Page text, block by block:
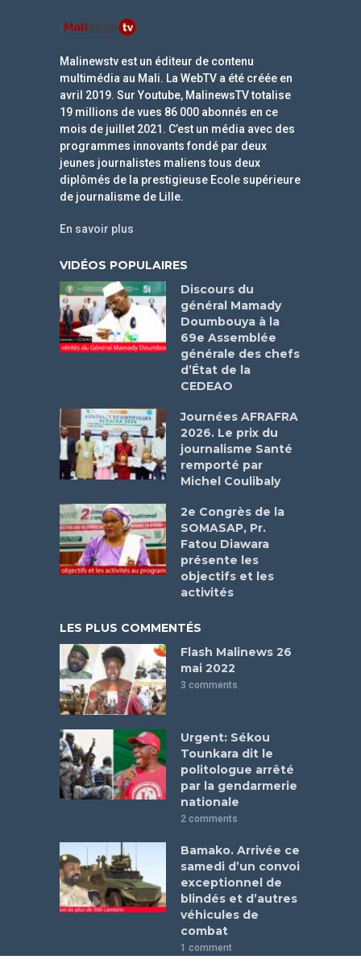
Malinewstv est un éditeur de contenu
multimédia au Mali. La WebTV a été créée en
avril 2019. Sur Youtube, MalinewsTV totalise
19 millions de vues 86 000 abonnés en ce
mois de juillet 2021. C’est un média avec des
programmes innovants fondé par deux
jeunes journalistes maliens tous deux
diplômés de la prestigieuse Ecole supérieure
de journalisme de Lille.
En savoir plus
VIDÉOS POPULAIRES
Discours du
général Mamady
Doumbouya à la
69e Assemblée
générale des chefs
d’État de la
CEDEAO
Journées AFRAFRA
2026. Le prix du
journalisme Santé
remporté par
Michel Coulibaly
2e Congrès de la
SOMASAP, Pr.
Fatou Diawara
présente les
objectifs et les
activités
LES PLUS COMMENTÉS
Flash Malinews 26
mai 2022
3 comments
Urgent: Sékou
Tounkara dit le
politologue arrêté
par la gendarmerie
nationale
2 comments
Bamako. Arrivée ce
samedi d’un convoi
exceptionnel de
blindés et d’autres
véhicules de
combat
1 comment